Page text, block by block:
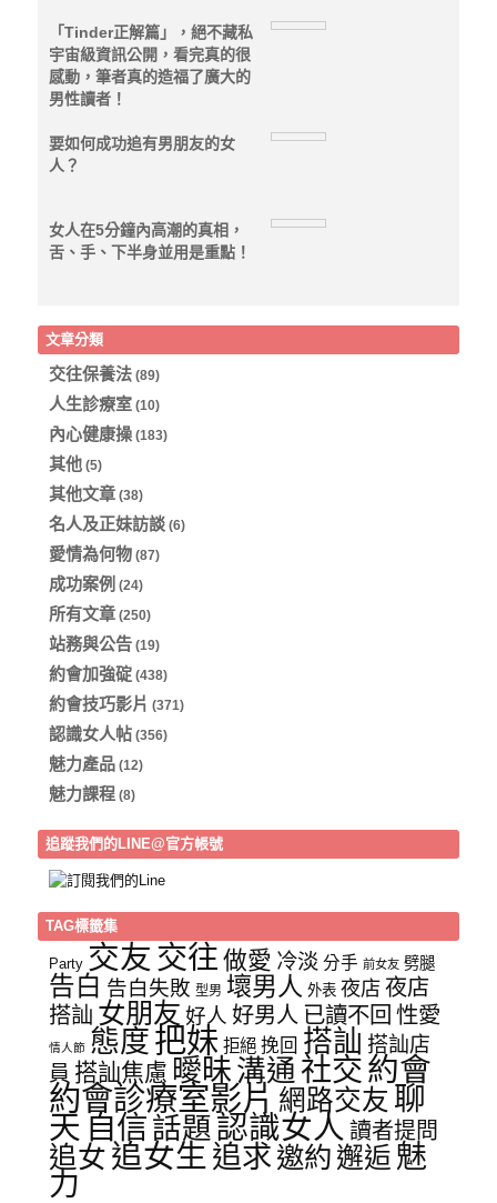
「Tinder正解篇」，絕不藏私
宇宙級資訊公開，看完真的很
感動，筆者真的造福了廣大的
男性讀者！
要如何成功追有男朋友的女
人？
女人在5分鐘內高潮的真相，
舌、手、下半身並用是重點！
文章分類
交往保養法 (89)
人生診療室 (10)
內心健康操 (183)
其他 (5)
其他文章 (38)
名人及正妹訪談 (6)
愛情為何物 (87)
成功案例 (24)
所有文章 (250)
站務與公告 (19)
約會加強碇 (438)
約會技巧影片 (371)
認識女人帖 (356)
魅力產品 (12)
魅力課程 (8)
追蹤我們的LINE@官方帳號
TAG標籤集
Party 交友 交往 做愛 冷淡 分手 前女友 劈腿
告白 告白失敗 型男 壞男人 外表 夜店夜店
搭訕 女朋友 好人 好男人 已讀不回 性愛
情人節 態度 把妹 拒絕 挽回 搭訕 搭訕店
員 搭訕焦慮 曖昧 溝通 社交約會
約會診療室影片 網路交友 聊
天 自信 話題 認識女人 讀者提問
追女 追女生 追求 邀約 邂逅 魅
力